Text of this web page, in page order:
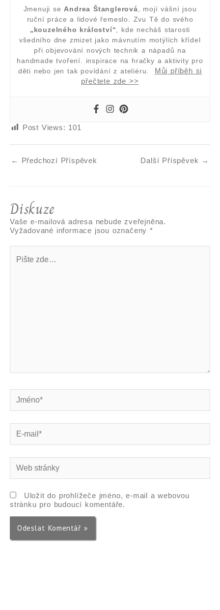
Jmenuji se Andrea Štanglerová , mojí vášní jsou
ruční práce a lidové řemeslo. Zvu Tě do svého
„kouzelného králoství“ , kde necháš starosti
všedního dne zmizet jako mávnutím motýlích křídel
při objevování nových technik a nápadů na
handmade tvoření. inspirace na hračky a aktivity pro
děti nebo jen tak povídání z ateliéru. Můj příběh si
přečtete zde >>
Post Views: 101
← Předchozí Příspěvek Další Příspěvek →
Diskuze
Vaše e-mailová adresa nebude zveřejněna.
Vyžadované informace jsou označeny*
zde…
mail*
stránky
Uložit do prohlížeče jméno, e-mail a webovou
stránku pro budoucí komentáře.